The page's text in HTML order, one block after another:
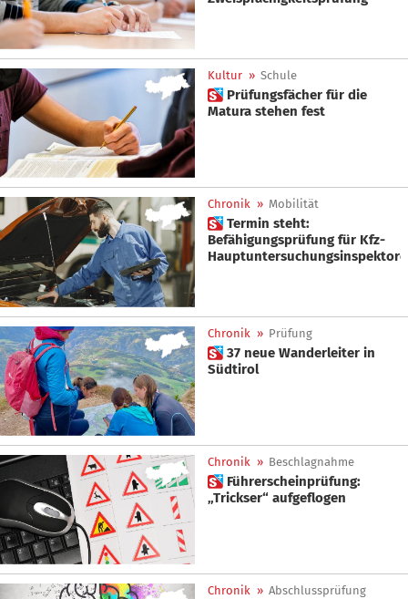
Kultur » Schule
 Prüfungsfächer für die
Matura stehen fest
Chronik » Mobilität
 Termin steht:
Befähigungsprüfung für Kfz-
Chronik » Prüfung
 37 neue Wanderleiter in
Südtirol
Chronik » Beschlagnahme
 Führerscheinprüfung:
„Trickser“ aufgeflogen
Chronik » Abschlussprüfung